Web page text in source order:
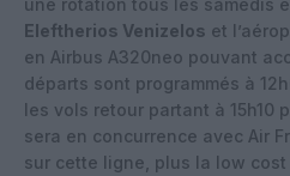
Eleftherios Venizelos et
en Airbus A320neo pouvant
départs sont programmés à
les vols retour partant à 15h10
sera en concurrence avec Air
sur cette ligne, plus la low